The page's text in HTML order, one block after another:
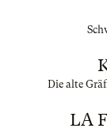
Die alte
LA